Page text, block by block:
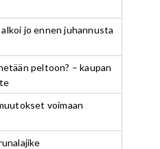
jo ennen juhannusta
peltoon? – kaupan
voimaan